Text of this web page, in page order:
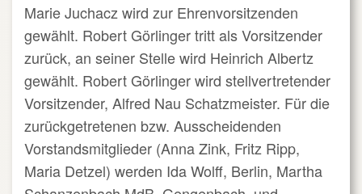
Marie Juchacz wird zur Ehrenvorsitzenden
gewählt. Robert Görlinger tritt als Vorsitzender
zurück, an seiner Stelle wird Heinrich Albertz
gewählt. Robert Görlinger wird stellvertretender
Vorsitzender, Alfred Nau Schatzmeister. Für die
zurückgetretenen bzw. Ausscheidenden
Vorstandsmitglieder (Anna Zink, Fritz Ripp,
Maria Detzel) werden Ida Wolff, Berlin, Martha